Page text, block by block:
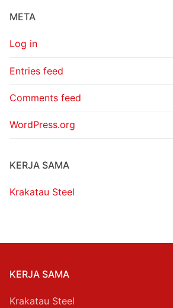
META
Log in
Entries feed
Comments feed
WordPress.org
KERJA SAMA
Krakatau Steel
KERJA SAMA
Krakatau Steel